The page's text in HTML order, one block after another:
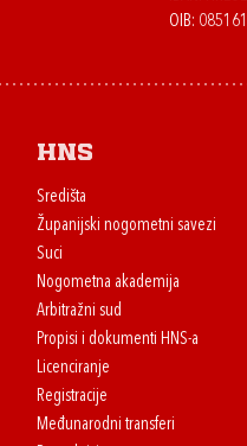
OIB:
HNS
Središta
Županijski nogometni savezi
Suci
Nogometna akademija
Arbitražni sud
Propisi i dokumenti HNS-a
Licenciranje
Registracije
Međunarodni transferi